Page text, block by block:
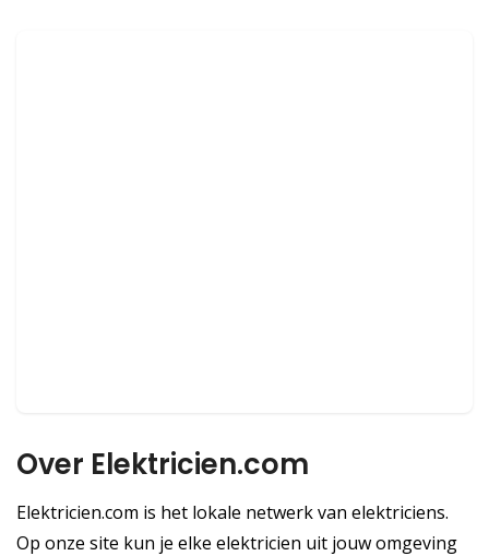
Over Elektricien.com
Elektricien.com is het lokale netwerk van elektriciens.
Op onze site kun je elke elektricien uit jouw omgeving